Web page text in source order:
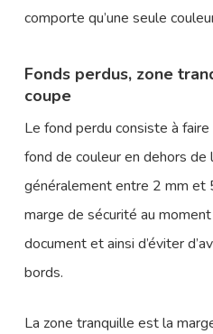
comporte qu’une seule
Fonds perdus, zone
coupe
Le fond perdu consiste à
fond de couleur en dehors de
généralement entre 2 mm et
marge de sécurité au
document et ainsi d’éviter
bords.
La zone tranquille est la